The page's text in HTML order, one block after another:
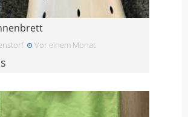
Vor einem Monat